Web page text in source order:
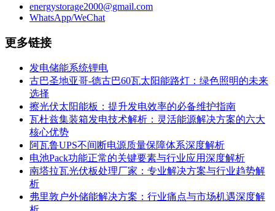
energystorage2000@gmail.com
WhatsApp/WeChat
更多链接
发电储能系统锂电
古巴圣地亚哥-德古巴60瓦太阳能路灯：绿色照明的未来
选择
擦光伏太阳能板：提升发电效率的必备维护指南
瓦杜兹集装箱发电技术解析：灵活能源解决方案的六大
核心优势
阿瓦鲁UPS不间断电源质量保障体系深度解析
电池Pack功能正常的关键要素与行业应用深度解析
南塔拉瓦光伏板处理厂家：专业解决方案与行业趋势解
析
弗里敦户外储能解决方案：行业痛点与市场机遇深度解